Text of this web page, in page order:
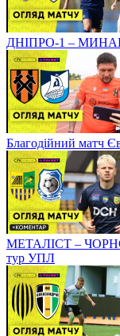
ДНІПРО-1 – МИНАЙ.
Благодійний матч
МЕТАЛІСТ –
тур УПЛ